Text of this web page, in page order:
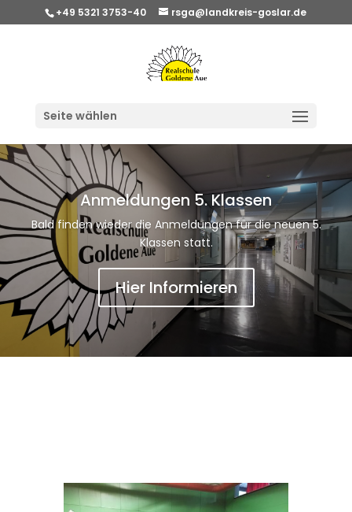
+49 5321 3753-40 rsga@landkreis-goslar.de
Seite wählen
Anmeldungen 5. Klassen
Bald finden wieder die Anmeldungen für die neuen 5.
Klassen statt.
Hier Informieren